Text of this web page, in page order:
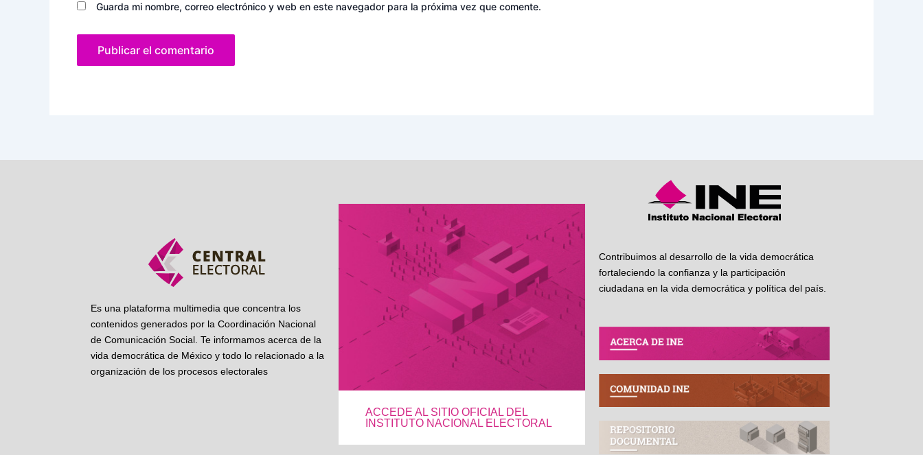
Guarda mi nombre, correo electrónico y web en este navegador para la próxima vez que comente.
Es una plataforma multimedia que concentra los
contenidos generados por la Coordinación Nacional
de Comunicación Social. Te informamos acerca de la
vida democrática de México y todo lo relacionado a la
organización de los procesos electorales
ACCEDE AL SITIO OFICIAL DEL
INSTITUTO NACIONAL ELECTORAL
Contribuimos al desarrollo de la vida democrática
fortaleciendo la confianza y la participación
ciudadana en la vida democrática y política del país.